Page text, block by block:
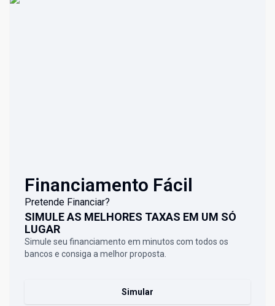
Financiamento Fácil
Pretende Financiar?
SIMULE AS MELHORES TAXAS EM UM SÓ
LUGAR
Simule seu financiamento em minutos com todos os
bancos e consiga a melhor proposta.
Simular